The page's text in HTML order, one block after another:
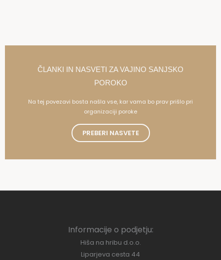
ČLANKI IN NASVETI ZA VAJINO SANJSKO
POROKO
Na tej povezavi bosta našla vse, kar vama bo prav prišlo pri
organizaciji poroke
PREBERI NASVETE
Informacije o podjetju:
Hiša na hribu d.o.o.
Liparjeva cesta 44